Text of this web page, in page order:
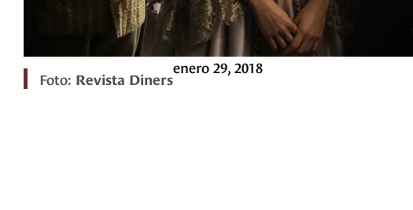
Foto: Revista Diners
enero 29, 2018